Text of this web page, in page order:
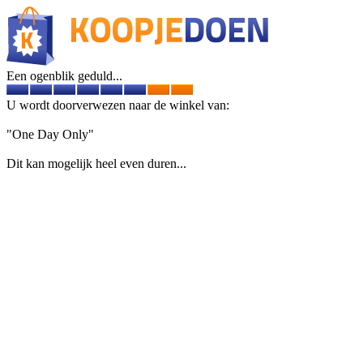
Een ogenblik geduld...
U wordt doorverwezen naar de winkel van:
"One Day Only"
Dit kan mogelijk heel even duren...